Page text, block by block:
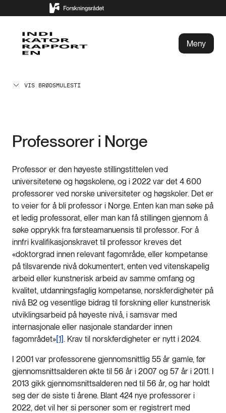
Meny
VIS BRØDSMULESTI
Professorer i Norge
Professor er den høyeste stillingstittelen ved
universitetene og høgskolene, og i 2022 var det 4 600
professorer ved norske universiteter og høgskoler. Det er
to veier for å bli professor i Norge. Enten kan man søke på
et ledig professorat, eller man kan få stillingen gjennom å
søke opprykk fra førsteamanuensis til professor. For å
innfri kvalifikasjonskravet til professor kreves det
«doktorgrad innen relevant fagområde, eller kompetanse
på tilsvarende nivå dokumentert, enten ved vitenskapelig
arbeid eller kunstnerisk arbeid av samme omfang og
kvalitet, utdanningsfaglig kompetanse, norskferdigheter på
nivå B2 og vesentlige bidrag til forskning eller kunstnerisk
utviklingsarbeid på høyeste nivå, i samsvar med
internasjonale eller nasjonale standarder innen
fagområdet»[1]. Krav til norskferdigheter er nytt i 2024.
I 2001 var professorene gjennomsnittlig 55 år gamle, før
gjennomsnittsalderen økte til 56 år i 2007 og 57 år i 2011. I
2013 gikk gjennomsnittsalderen ned til 56 år, og har holdt
seg der de siste ti årene. Blant 424 nye professorer i
2022, det vil her si personer som er registrert med